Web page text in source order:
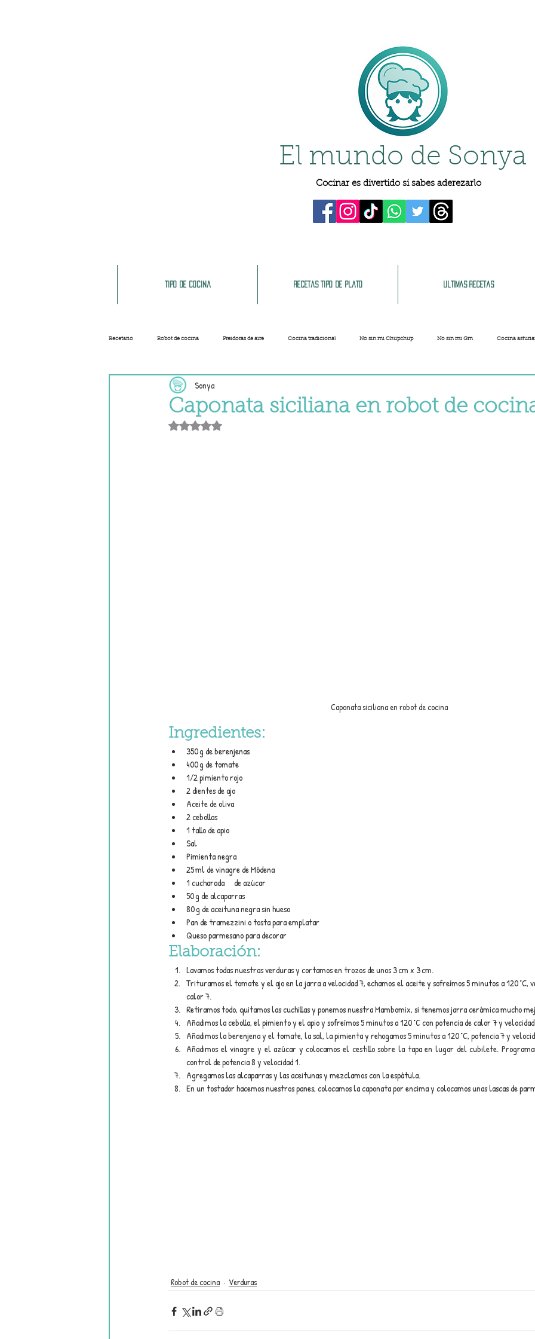
El mundo de Sonya
Cocinar es divertido si sabes aderezarlo
Ultimas recetas
Recetas tipo de plato
Tipo de cocina
Recetario Robot de cocina Freidoras de aire Cocina tradicional No sin mi Chupchup No sin mi Gm Cocina
Sopas y cremas
Caponata siciliana en robot de
Sonya
Obtuvo NaN de 5 estrellas.
Caponata siciliana en robot de cocina
Ingredientes:
350 g de berenjenas
400 g de tomate
1/2 pimiento rojo
2 dientes de ajo
Aceite de oliva
2 cebollas
1 tallo de apio
Sal
Pimienta negra
25 ml de vinagre de Módena
1 cucharada	de azúcar
50 g de alcaparras
80 g de aceituna negra sin hueso
Pan de tramezzini o tosta para emplatar
Queso parmesano para decorar
Elaboración:
Lavamos todas nuestras verduras y cortamos en trozos de unos 3 cm x 3 cm.
Trituramos el tomate y el ajo en la jarra a velocidad 7, echamos el aceite y sofreímos 5 minutos a 120 °C,
calor 7.
Retiramos todo, quitamos las cuchillas y ponemos nuestra Mambomix, si tenemos jarra cerámica mucho
Añadimos la cebolla, el pimiento y el apio y sofreímos 5 minutos a 120 °C con potencia de calor 7 y
Añadimos la berenjena y el tomate, la sal, la pimienta y rehogamos 5 minutos a 120 °C, potencia 7 y
Añadimos el vinagre y el azúcar y colocamos el cestillo sobre la tapa en lugar del cubilete.
control de potencia 8 y velocidad 1.
Agregamos las alcaparras y las aceitunas y mezclamos con la espátula.
En un tostador hacemos nuestros panes, colocamos la caponata por encima y colocamos unas lascas de
Robot de cocina Verduras